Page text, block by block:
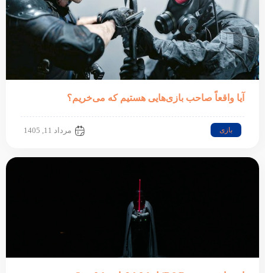
آیا واقعاً صاحب بازی‌هایی هستیم که می‌خریم؟
بازی مرداد 11, 1405